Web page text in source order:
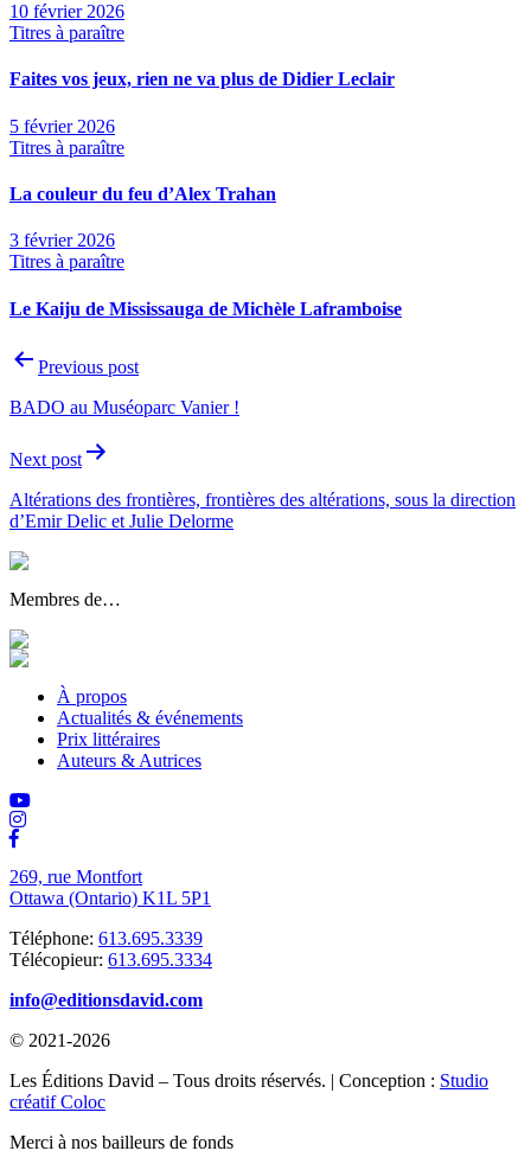
10 février 2026
Titres à paraître
Faites vos jeux, rien ne va plus de Didier Leclair
5 février 2026
Titres à paraître
La couleur du feu d’Alex Trahan
3 février 2026
Titres à paraître
Le Kaiju de Mississauga de Michèle Laframboise
Navigation
l'article
Previous post
BADO au Muséoparc Vanier !
Next post
Altérations des frontières, frontières des altérations, sous la direction
d’Emir Delic et Julie Delorme
Membres de…
À propos
Actualités & événements
Prix littéraires
Auteurs & Autrices
269, rue Montfort
Ottawa (Ontario) K1L 5P1
Téléphone: 613.695.3339
Télécopieur: 613.695.3334
info@editionsdavid.com
© 2021-2026
Les Éditions David – Tous droits réservés. | Conception : Studio
créatif Coloc
Merci à nos bailleurs de fonds